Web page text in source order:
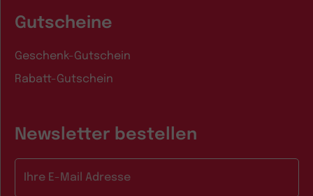
Gutscheine
Geschenk-Gutschein
Rabatt-Gutschein
Newsletter bestellen